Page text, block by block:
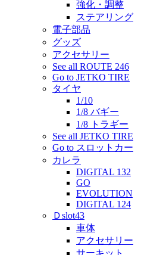
強化・調整
ステアリング
電子部品
グッズ
アクセサリー
See all ROUTE 246
Go to JETKO TIRE
タイヤ
1/10
1/8 バギー
1/8 トラギー
See all JETKO TIRE
Go to スロットカー
カレラ
DIGITAL 132
GO
EVOLUTION
DIGITAL 124
Ｄslot43
車体
アクセサリー